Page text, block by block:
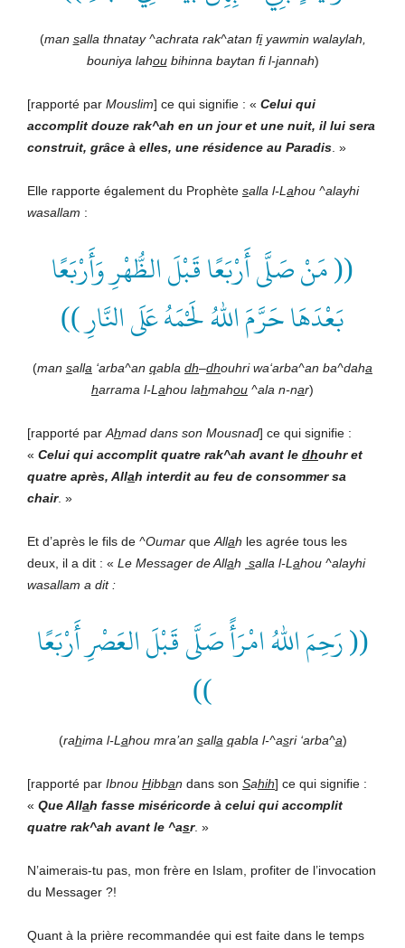
(man salla thnatay ^achrata rak^atan fiyawmin walaylah,
bouniya lahoubihinna baytan fi l-jannah)
[rapporté par Mouslim] ce qui signifie : « Celui qui
accomplit douze rak^ah en un jour et une nuit, il lui sera
construit, grâce à elles, une résidence au Paradis . »
Elle rapporte également du Prophète salla l-L ahou ^alayhi
wasallam :
(( مَنْ صَلَّى أَرْبَعًا قَبْلَ الظُّهْرِ وَأَرْبَعًا
بَعْدَهَا حَرَّمَ اللهُ لَحْمَهُ عَلَى النَّارِ ))
(man salla ‘arba^an qabla dh–dhouhri wa‘arba^an ba^daha
harrama l-L ahou lahmahou ^ala n-nar)
[rapporté par Ahmad dans son Mousnad] ce qui signifie :
« Celui qui accomplit quatre rak^ah avant le dhouhr et
quatre après, Allah interdit au feu de consommersa
chair. »
Et d’après le fils de ^Oumar que Allah les agrée tous les
deux, il a dit : « Le Messager de Allah salla l-L ahou ^alayhi
wasallam a dit :
(( رَحِمَ اللهُ امْرَأً صَلَّى قَبْلَ العَصْرِ أَرْبَعًا
))
(rahima l-L ahou mra’an salla qabla l-^asri ‘arba^a)
[rapporté par Ibnou Hibban dans son Sahih] ce qui signifie :
« Que Allah fasse miséricorde à celui qui accomplit
quatre rak^ah avant le ^asr. »
N’aimerais-tu pas, mon frère en Islam, profiter de l’invocation
du Messager ?!
Quant à la prière recommandée qui est faite dans le temps